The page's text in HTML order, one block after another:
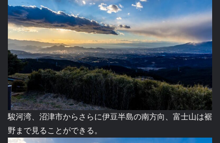
駿河湾、沼津市からさらに伊豆半島の南方向、富士山は裾
野まで見ることができる。